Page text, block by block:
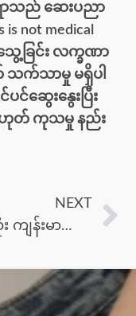
သည် ဆေးပညာ
not medical
ခြင်း လက္ခဏာ
သက်သာမှု မရှိပါ
ဆွေးနွေးပြီး
ဟုတ် ကုသမှု နည်း
NEXT
မျက်လုံး ကျန်းမာရေးအတွက် Omega-3 ၏ အခန်းကဏ္ဍ- ငါးကြီးဆီနှင့် အစေ့အဆံများ